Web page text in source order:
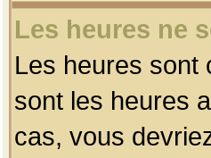
Les heures ne
Les heures sont
sont les heures
cas, vous